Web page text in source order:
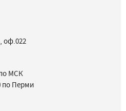
оф.022
МСК
по Перми